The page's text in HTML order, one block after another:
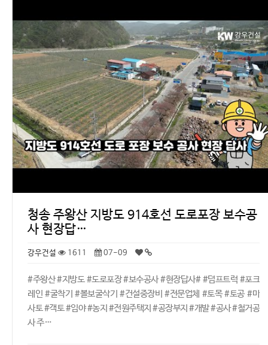
청송 주왕산 지방도 914호선 도로포장 보수공
사 현장답…
강우건설 1611 07-09
#주왕산 #지방도 #도로포장 #보수공사 #현장답사# #덤프트럭 #포크
레인 #굴착기 #볼보굴삭기 #건설중장비 #전문업체 #토목 #토공 #마
사토 #객토 #임야 #농지 #전원주택지 #공장부지 #개발 #공사 #철거공
사 주…